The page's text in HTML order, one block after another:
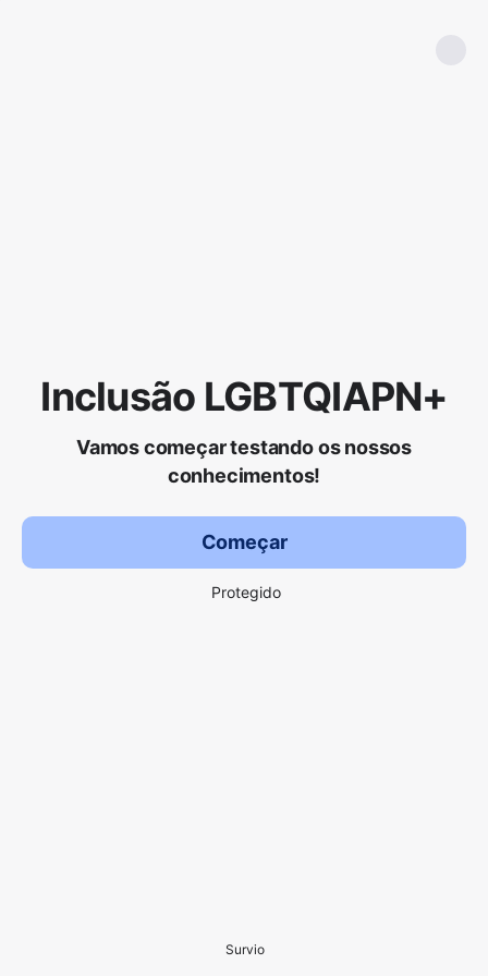
Inclusão LGBTQIAPN+
Vamos começar testando os nossos
conhecimentos!
Começar
Protegido
Survio